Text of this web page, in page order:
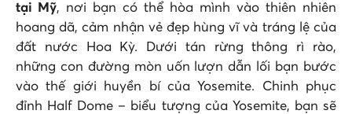
tại Mỹ, nơi bạn có thể hòa mình vào thiên nhiên
hoang dã, cảm nhận vẻ đẹp hùng vĩ và tráng lệ của
đất nước Hoa Kỳ. Dưới tán rừng thông rì rào,
những con đường mòn uốn lượn dẫn lối bạn bước
vào thế giới huyền bí của Yosemite. Chinh phục
đỉnh Half Dome – biểu tượng của Yosemite, bạn sẽ